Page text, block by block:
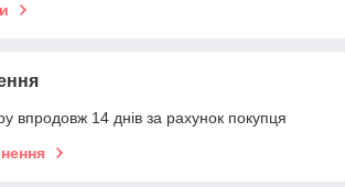
впродовж 14 днів за рахунок покупця